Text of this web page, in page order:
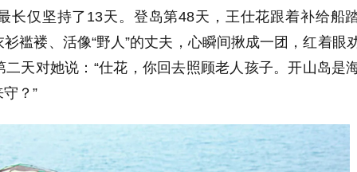
长仅坚持了 13天。登岛第48天，王仕花跟着补给船
褴褛、活像“野人”的丈夫，心瞬间揪成一团，红着眼
天对她说：“仕花，你回去照顾老人孩子。开山岛是
？”